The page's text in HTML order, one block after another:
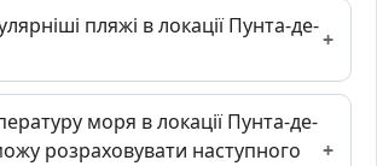
пляжі в локації Пунта-де-
моря в локації Пунта-де-
розраховувати наступного